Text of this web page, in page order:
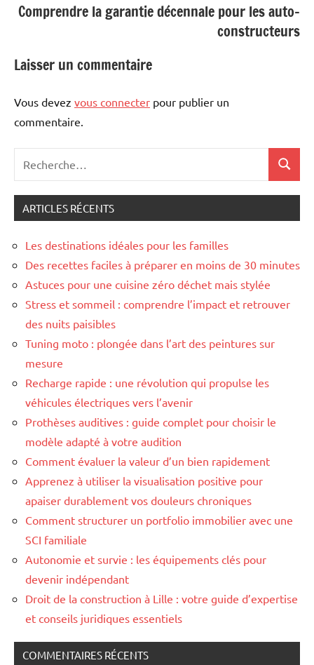
Comprendre la garantie décennale pour les auto-
constructeurs
Laisser un commentaire
Vous devez vous connecter pour publier un
commentaire.
:
ARTICLES RÉCENTS
Les destinations idéales pour les familles
Des recettes faciles à préparer en moins de 30 minutes
Astuces pour une cuisine zéro déchet mais stylée
Stress et sommeil : comprendre l’impact et retrouver
des nuits paisibles
Tuning moto : plongée dans l’art des peintures sur
mesure
Recharge rapide : une révolution qui propulse les
véhicules électriques vers l’avenir
Prothèses auditives : guide complet pour choisir le
modèle adapté à votre audition
Comment évaluer la valeur d’un bien rapidement
Apprenez à utiliser la visualisation positive pour
apaiser durablement vos douleurs chroniques
Comment structurer un portfolio immobilier avec une
SCI familiale
Autonomie et survie : les équipements clés pour
devenir indépendant
Droit de la construction à Lille : votre guide d’expertise
et conseils juridiques essentiels
COMMENTAIRES RÉCENTS